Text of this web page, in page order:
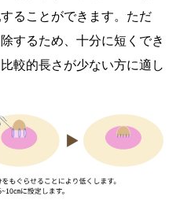
ることができます。ただ
するため、十分に短くでき
較的長さが少ない方に適し